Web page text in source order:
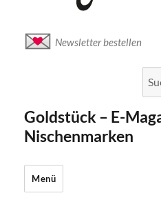
Newsletter bestellen
Goldstück – E-
Nischenmarken
Menü